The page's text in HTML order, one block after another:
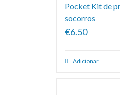
Pocket Kit de
socorros
€6.50
Adicionar